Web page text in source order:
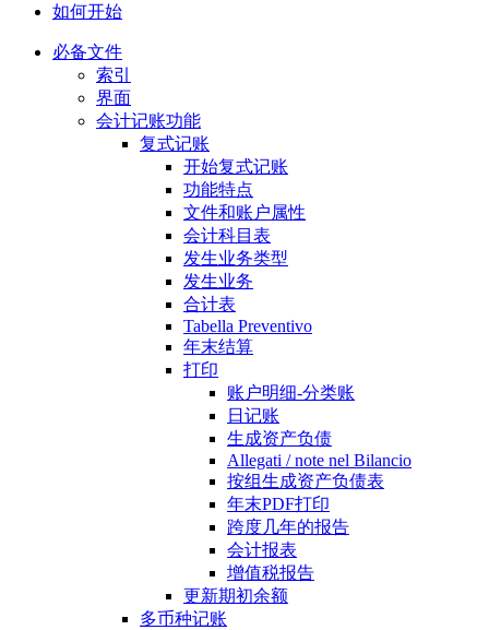
如何开始
必备文件
索引
界面
会计记账功能
复式记账
开始复式记账
功能特点
文件和账户属性
会计科目表
发生业务类型
发生业务
合计表
Tabella Preventivo
年末结算
打印
账户明细-分类账
日记账
生成资产负债
Allegati / note nel Bilancio
按组生成资产负债表
年末PDF打印
跨度几年的报告
会计报表
增值税报告
更新期初余额
多币种记账